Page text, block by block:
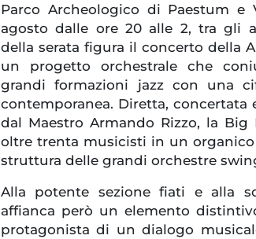
Parco Archeologico di Paestum e
agosto dalle ore 20 alle 2, tra gli
della serata figura il concerto della
un progetto orchestrale che
grandi formazioni jazz con una
contemporanea. Diretta, concertata
dal Maestro Armando Rizzo, la
oltre trenta musicisti in un organico
struttura delle grandi orchestre
Alla potente sezione fiati e alla
affianca però un elemento
protagonista di un dialogo